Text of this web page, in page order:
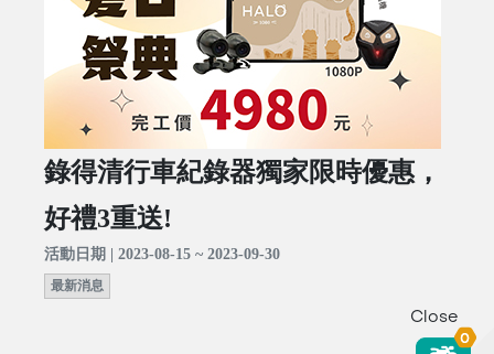
錄得清行車紀錄器獨家限時優惠，
好禮3重送!
活動日期 | 2023-08-15 ~ 2023-09-30
最新消息
Close
0